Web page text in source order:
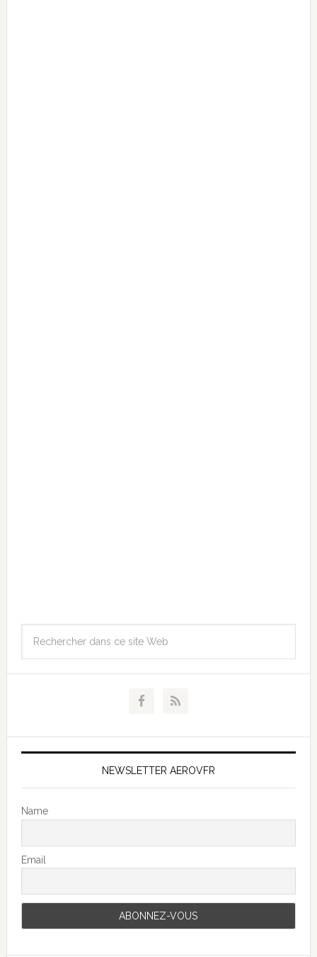
NEWSLETTER AEROVFR
Name
Email